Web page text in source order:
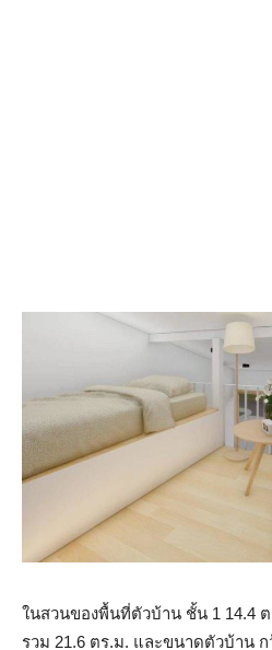
ในสวนของพื้นที่ตัวบ้าน ชั้น 1 14.4
รวม 21.6 ตร.ม. และขนาดตัวบ้าน ก